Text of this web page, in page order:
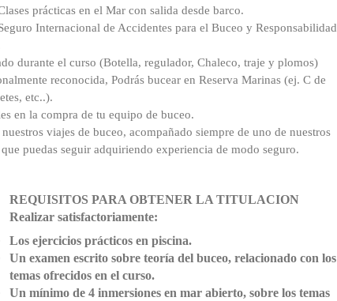
prácticas en el Mar con salida desde barco.
Internacional de Accidentes para el Buceo y Responsabilidad
durante el curso (Botella, regulador, Chaleco, traje y plomos)
reconocida, Podrás bucear en Reserva Marinas (ej. C de
etc..).
en la compra de tu equipo de buceo.
viajes de buceo, acompañado siempre de uno de nuestros
puedas seguir adquiriendo experiencia de modo seguro.
REQUISITOS PARA OBTENER LA TITULACION
Realizar satisfactoriamente:
Los ejercicios prácticos en piscina.
Un examen escrito sobre teoría del buceo, relacionado con los
temas ofrecidos en el curso.
Un mínimo de 4 inmersiones en mar abierto, sobre los temas